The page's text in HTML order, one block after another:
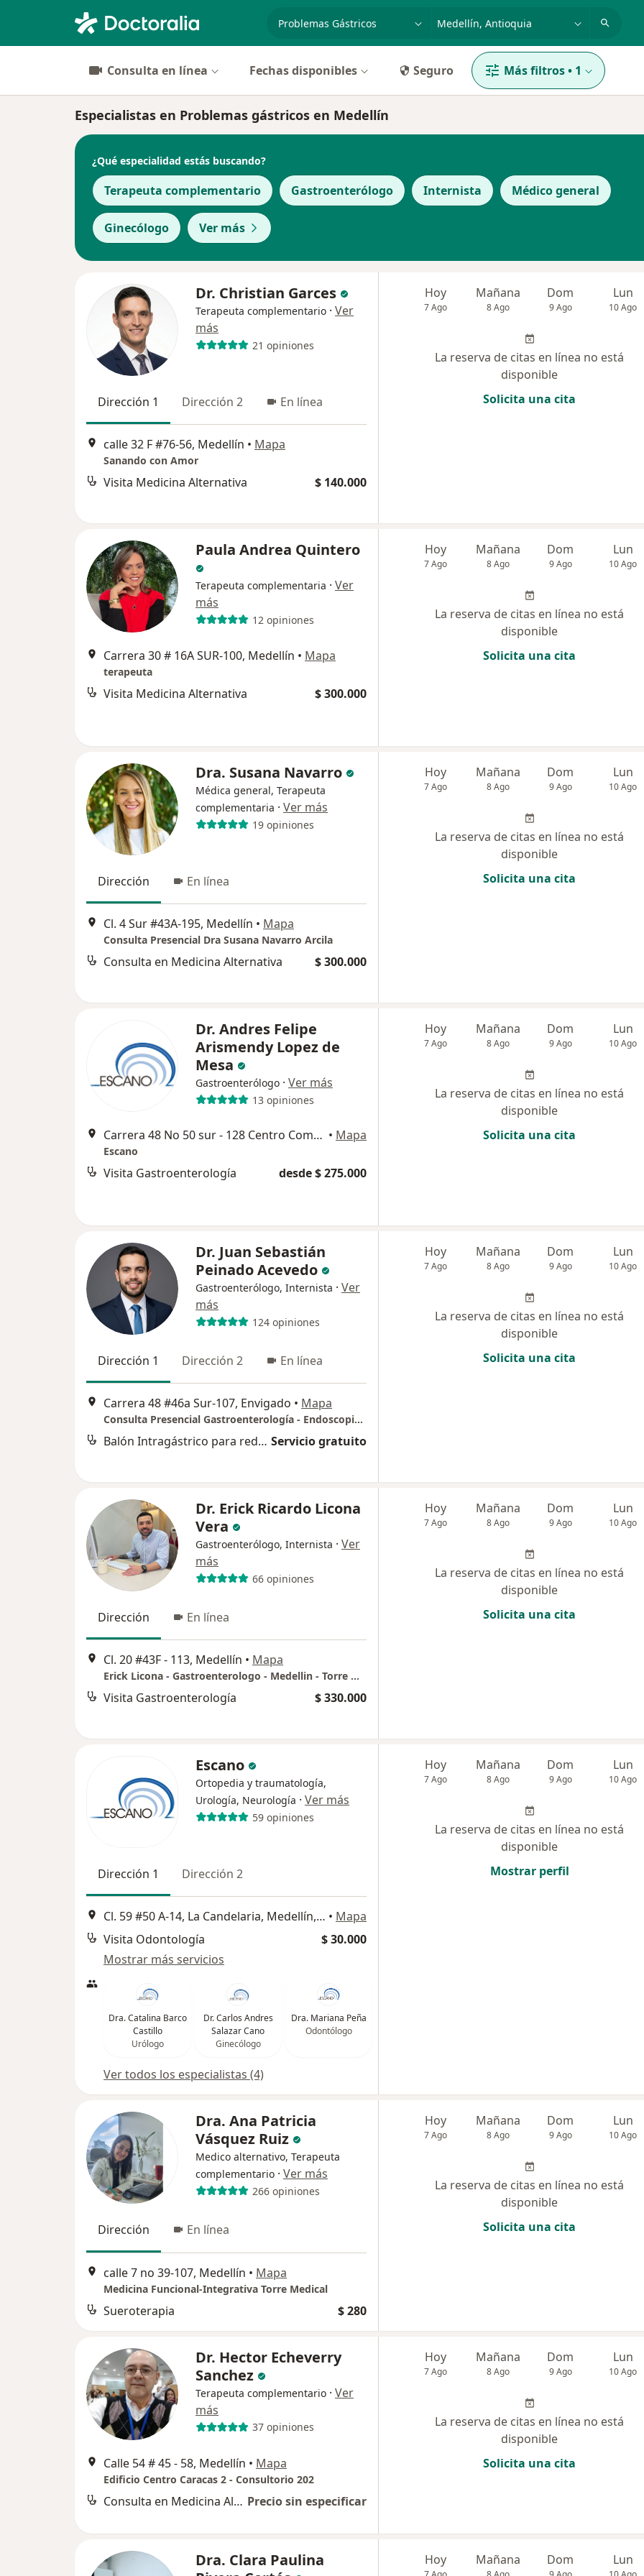
especialidad, enfermedad o nombrep. ej. Bogotá
Consulta en línea Fechas disponibles Seguro Más filtros• 1
Especialistas en Problemas gástricos en Medellín
¿Qué especialidad estás buscando?
Terapeuta complementario Gastroenterólogo Internista Médico general
Ginecólogo Ver más
Dr. Christian Garces
Terapeuta complementario · Ver
más
21 opiniones
Dirección 1 Dirección 2 En línea
calle 32 F #76-56, Medellín • Mapa
Sanando con Amor
Visita Medicina Alternativa $ 140.000
Hoy
7 Ago
Mañana
8 Ago
Dom
9 Ago
Lun
10 Ago
La reserva de citas en línea no está
disponible
Solicita una cita
Paula Andrea Quintero
Terapeuta complementaria · Ver
más
12 opiniones
Carrera 30 # 16A SUR-100, Medellín • Mapa
terapeuta
Visita Medicina Alternativa $ 300.000
Hoy
7 Ago
Mañana
8 Ago
Dom
9 Ago
Lun
10 Ago
La reserva de citas en línea no está
disponible
Solicita una cita
Dra. Susana Navarro
Médica general, Terapeuta
complementaria · Ver más
19 opiniones
Dirección En línea
Cl. 4 Sur #43A-195, Medellín • Mapa
Consulta Presencial Dra Susana Navarro Arcila
Consulta en Medicina Alternativa $ 300.000
Hoy
7 Ago
Mañana
8 Ago
Dom
9 Ago
Lun
10 Ago
La reserva de citas en línea no está
disponible
Solicita una cita
Dr. Andres Felipe
Arismendy Lopez de
Mesa
Gastroenterólogo · Ver más
13 opiniones
Carrera 48 No 50 sur - 128 Centro Comercial Mayorca, Medellín • Mapa
Escano
Visita Gastroenterología desde $ 275.000
Hoy
7 Ago
Mañana
8 Ago
Dom
9 Ago
Lun
10 Ago
La reserva de citas en línea no está
disponible
Solicita una cita
Dr. Juan Sebastián
Peinado Acevedo
Gastroenterólogo, Internista · Ver
más
124 opiniones
Dirección 1 Dirección 2 En línea
Carrera 48 #46a Sur-107, Envigado • Mapa
Consulta Presencial Gastroenterología - Endoscopia Digestiva - Medicina Interna (Envigado-Medellín)
Balón Intragástrico para reducción de peso Servicio gratuito
Hoy
7 Ago
Mañana
8 Ago
Dom
9 Ago
Lun
10 Ago
La reserva de citas en línea no está
disponible
Solicita una cita
Dr. Erick Ricardo Licona
Vera
Gastroenterólogo, Internista · Ver
más
66 opiniones
Dirección En línea
Cl. 20 #43F - 113, Medellín • Mapa
Erick Licona - Gastroenterologo - Medellin - Torre médica Comedal, Ciudad del Rio Consultorio 1114
Visita Gastroenterología $ 330.000
Hoy
7 Ago
Mañana
8 Ago
Dom
9 Ago
Lun
10 Ago
La reserva de citas en línea no está
disponible
Solicita una cita
Escano
Ortopedia y traumatología,
Urología, Neurología · Ver más
59 opiniones
Dirección 1 Dirección 2
Cl. 59 #50 A-14, La Candelaria, Medellín, La Candelaria, Medellín, Antioquia, Medellín • Mapa
Visita Odontología
$ 30.000
Mostrar más servicios
Dra. Catalina Barco
Castillo
Urólogo
Dr. Carlos Andres
Salazar Cano
Ginecólogo
Dra. Mariana Peña
Odontólogo
Ver todos los especialistas (4)
Hoy
7 Ago
Mañana
8 Ago
Dom
9 Ago
Lun
10 Ago
La reserva de citas en línea no está
disponible
Mostrar perfil
Dra. Ana Patricia
Vásquez Ruiz
Medico alternativo, Terapeuta
complementario · Ver más
266 opiniones
Dirección En línea
calle 7 no 39-107, Medellín • Mapa
Medicina Funcional-Integrativa Torre Medical
Sueroterapia $ 280
Hoy
7 Ago
Mañana
8 Ago
Dom
9 Ago
Lun
10 Ago
La reserva de citas en línea no está
disponible
Solicita una cita
Dr. Hector Echeverry
Sanchez
Terapeuta complementario · Ver
más
37 opiniones
Calle 54 # 45 - 58, Medellín • Mapa
Edificio Centro Caracas 2 - Consultorio 202
Consulta en Medicina Alternativa Precio sin especificar
Hoy
7 Ago
Mañana
8 Ago
Dom
9 Ago
Lun
10 Ago
La reserva de citas en línea no está
disponible
Solicita una cita
Dra. Clara Paulina
Hoy Mañana Dom Lun